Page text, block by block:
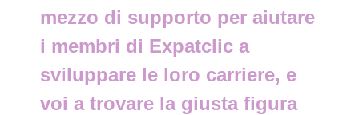
mezzo di supporto per aiutare
i membri di Expatclic a
sviluppare le loro carriere, e
voi a trovare la giusta figura